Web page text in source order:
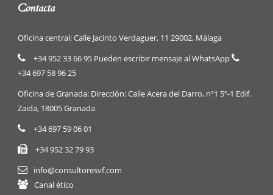
Contacta
Oficina central: Calle Jacinto Verdaguer, 11 29002, Málaga
+34 952 33 66 95 Pueden escribir mensaje al WhatsApp
+34 697 58 96 25
Oficina de Granada: Dirección: Calle Acera del Darro, nº1 5º-1 Edif.
Zaida, 18005 Granada
+34 697 59 06 01
+34 952 32 79 93
info@consultoresvf.com
Canal ético